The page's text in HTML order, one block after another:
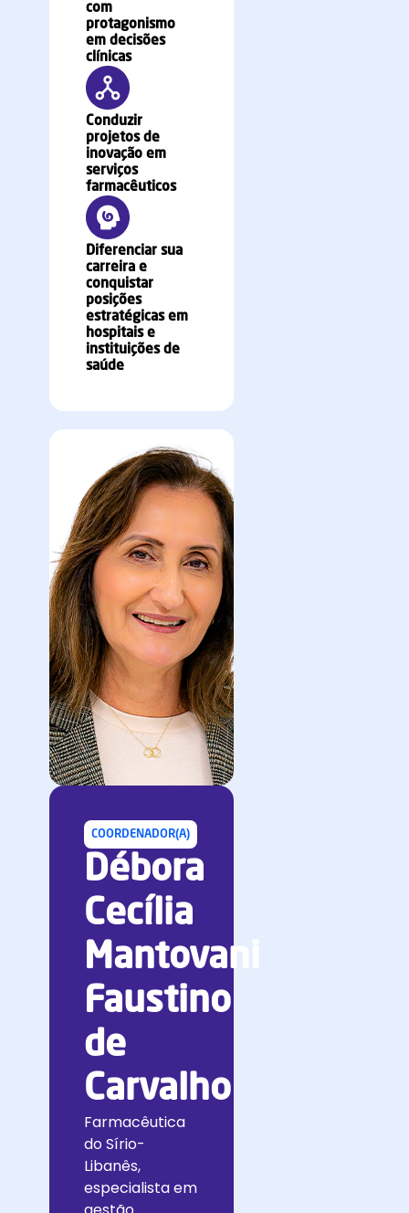
com
protagonismo
em decisões
clínicas
Conduzir
projetos de
inovação em
serviços
farmacêuticos
Diferenciar sua
carreira e
conquistar
posições
estratégicas em
hospitais e
instituições de
saúde
COORDENADOR(A)
Débora
Cecília
Mantovani
Faustino
de
Carvalho
Farmacêutica
do Sírio-
Libanês,
especialista em